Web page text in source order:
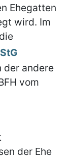
Ehegatten
wird. Im
der andere
vom
der Ehe